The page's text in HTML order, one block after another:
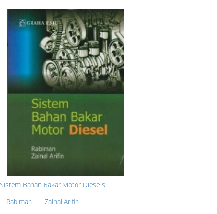
Sistem Bahan Bakar Motor Diesels
Rabiman
Zainal Arifin